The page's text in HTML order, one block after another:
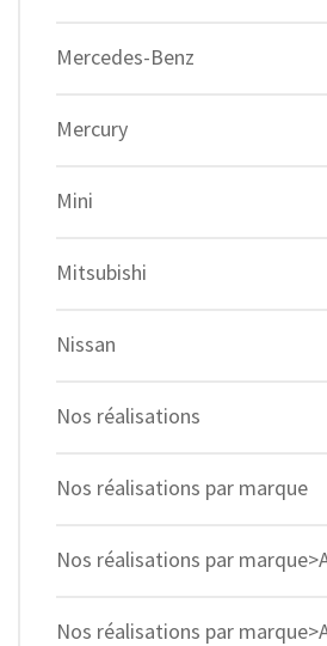
Mercedes-Benz
Mercury
Mini
Mitsubishi
Nissan
Nos réalisations
Nos réalisations par marque
Nos réalisations par
Nos réalisations par